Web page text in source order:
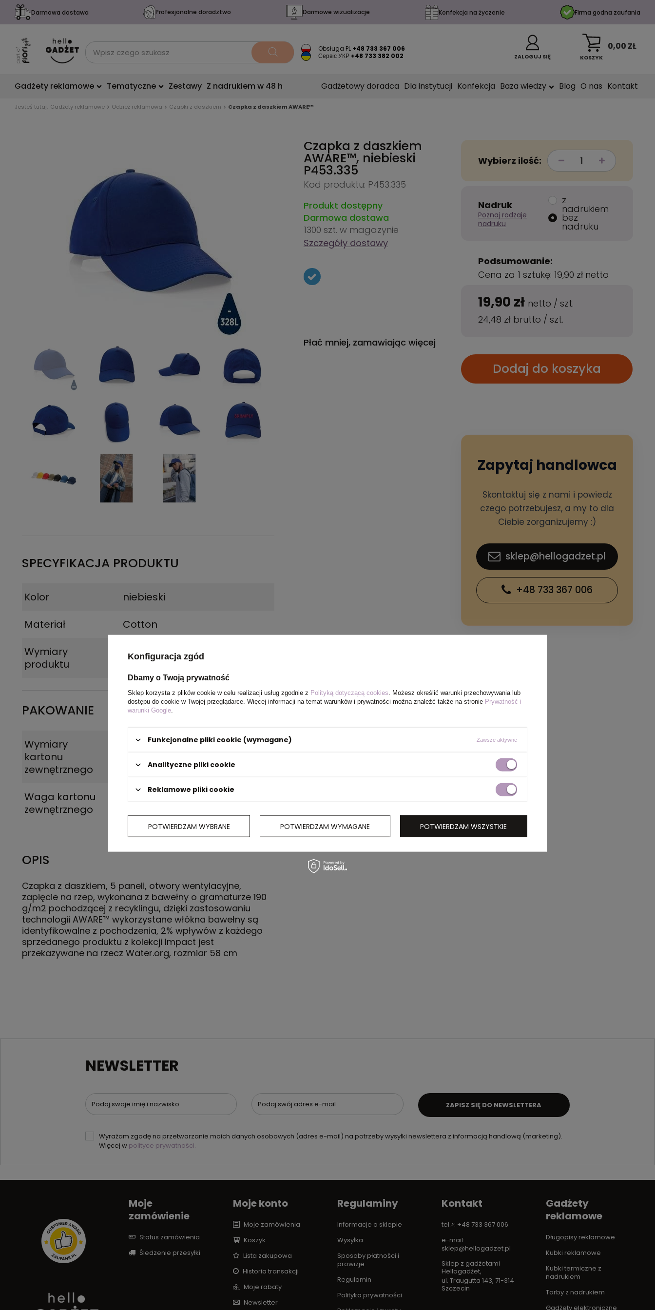
Darmowa dostawa Profesjonalne doradztwo Darmowe wizualizacje Konfekcja na życzenie Firma godna zaufania
Obsługa PL +48 733 367 006
Сервіс УКР +48 733 382 002 ZALOGUJ SIĘ KOSZYK
0,00 ZŁ
Gadżety reklamowe Tematyczne Zestawy Z nadrukiem w 48 h Gadżetowy doradca Dla instytucji Konfekcja Baza wiedzy Blog O nas Kontakt
Jesteś tutaj: Gadżety reklamowe Odzież reklamowa Czapki z daszkiem Czapka z daszkiem AWARE™
SPECYFIKACJA PRODUKTU
Kolor
niebieski
Materiał
Cotton
Wymiary
produktu
12 x Ø 18,5 cm
PAKOWANIE
Wymiary
kartonu
zewnętrznego
60 x 45 x 38 cm
Waga kartonu
zewnętrznego
OPIS
Czapka z daszkiem, 5 paneli, otwory wentylacyjne,
zapięcie na rzep, wykonana z bawełny o gramaturze 190
g/m2 pochodzącej z recyklingu, dzięki zastosowaniu
technologii AWARE™ wykorzystane włókna bawełny są
identyfikowalne z pochodzenia, 2% wpływów z każdego
sprzedanego produktu z kolekcji Impact jest
przekazywane na rzecz Water.org, rozmiar 58 cm
Czapka z daszkiem
AWARE™, niebieski
P453.335
Kod produktu: P453.335
Produkt dostępny
Darmowa dostawa
1300 szt. w magazynie
Szczegóły dostawy
Płać mniej, zamawiając więcej
Wybierz ilość:
Nadruk
Poznaj rodzaje
nadruku
z
nadrukiem
bez
nadruku
Podsumowanie:
Cena za 1 sztukę: 19,90 zł netto
19,90 zł netto /szt.
24,48 zł brutto /szt.
Dodaj do koszyka
Zapytaj handlowca
Skontaktuj się z nami i powiedz
czego potrzebujesz, a my to dla
Ciebie zorganizujemy :)
sklep@hellogadzet.pl
+48 733 367 006
NEWSLETTER
Podaj swoje imię i nazwisko Podaj swój adres e-mail
Wyrażam zgodę na przetwarzanie moich danych osobowych (adres e-mail) na potrzeby wysyłki newslettera z informacją handlową (marketing).
Więcej w polityce prywatności.
ZAPISZ SIĘ DO NEWSLETTERA
Moje
zamówienie
Status zamówienia
Śledzenie przesyłki
Moje konto
Moje zamówienia
Koszyk
Lista zakupowa
Historia transakcji
Moje rabaty
Newsletter
Regulaminy
Informacje o sklepie
Wysyłka
Sposoby płatności i
prowizje
Regulamin
Polityka prywatności
Kontakt
tel.>: +48 733 367 006
e-mail:
sklep@hellogadzet.pl
Sklep z gadżetami
Hellogadżet,
ul. Traugutta 143, 71-314
Szczecin
Gadżety
reklamowe
Długopisy reklamowe
Kubki reklamowe
Kubki termiczne z
nadrukiem
Torby z nadrukiem
Gadżety elektroniczne
Konfiguracja zgód
Dbamy o Twoją prywatność
Sklep korzysta z plików cookie w celu realizacji usług zgodnie z Polityką dotyczącą cookies . Możesz określić warunki przechowywania lub
dostępu do cookie w Twojej przeglądarce. Więcej informacji na temat warunków i prywatności można znaleźć także na stronie Prywatność i
warunki Google
Funkcjonalne pliki cookie (wymagane) Zawsze aktywne
Analityczne pliki cookie
Reklamowe pliki cookie
POTWIERDZAM WYBRANE POTWIERDZAM WYMAGANE POTWIERDZAM WSZYSTKIE